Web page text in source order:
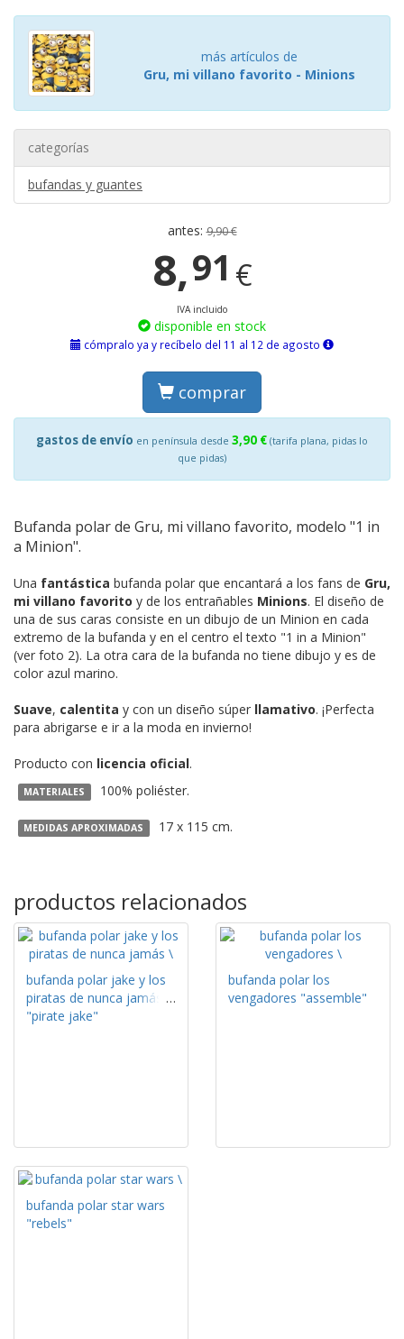
más artículos de
Gru, mi villano favorito - Minions
categorías
bufandas y guantes
antes:9,90 €
8,91 €
IVA incluido
disponible en stock
cómpralo ya y recíbelo del 11 al 12 de agosto
comprar
gastos de envío en península desde 3,90 € (tarifa plana, pidas lo
que pidas)
Bufanda polar de Gru, mi villano favorito, modelo "1 in
a Minion".
Una fantástica bufanda polar que encantará a los fans de Gru,
mi villano favorito y de los entrañables Minions. El diseño de
una de sus caras consiste en un dibujo de un Minion en cada
extremo de la bufanda y en el centro el texto "1 in a Minion"
(ver foto 2). La otra cara de la bufanda no tiene dibujo y es de
color azul marino.
Suave, calentita y con un diseño súper llamativo. ¡Perfecta
para abrigarse e ir a la moda en invierno!
Producto con licencia oficial.
MATERIALES 100% poliéster.
MEDIDAS APROXIMADAS 17 x 115 cm.
productos relacionados
bufanda polar jake y los
piratas de nunca jamás
"pirate jake"
bufanda polar los
vengadores "assemble"
bufanda polar star wars
"rebels"